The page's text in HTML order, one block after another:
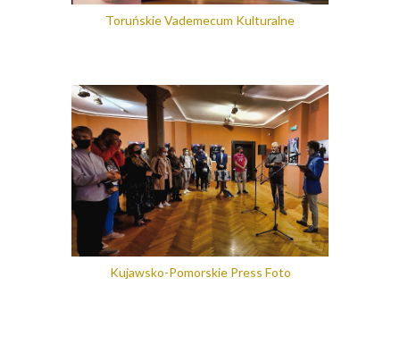
Toruńskie Vademecum Kulturalne
Kujawsko-Pomorskie Press Foto